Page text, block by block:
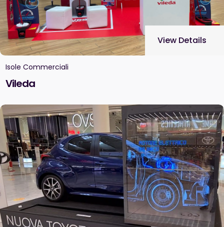
Isole Commerciali
Vileda
View Details